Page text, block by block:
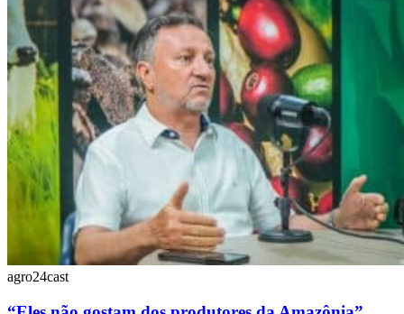
agro24cast